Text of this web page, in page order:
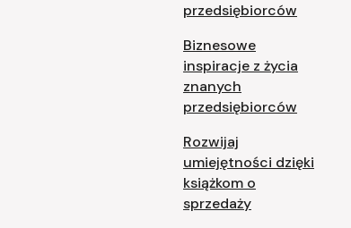
przedsiębiorców
Biznesowe
inspiracje z życia
znanych
przedsiębiorców
Rozwijaj
umiejętności dzięki
książkom o
sprzedaży